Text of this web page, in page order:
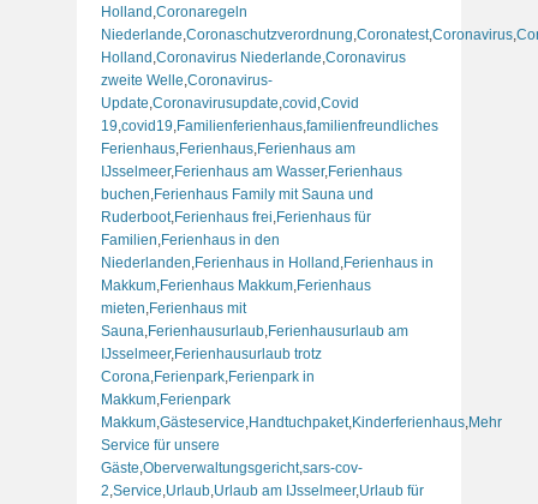
Holland ,Coronaregeln
Niederlande,Coronaschutzverordnung,Coronatest,Coronavirus,
Holland ,Coronavirus Niederlande,Coronavirus
zweite Welle,Coronavirus-
Update,Coronavirusupdate,covid ,Covid
19,covid19,Familienferienhaus,familienfreundliches
Ferienhaus,Ferienhaus,Ferienhaus am
IJsselmeer,Ferienhaus am Wasser,Ferienhaus
buchen,Ferienhaus Family mit Sauna und
Ruderboot,Ferienhaus frei,Ferienhaus für
Familien,Ferienhaus in den
Niederlanden,Ferienhaus in Holland ,Ferienhaus in
Makkum,Ferienhaus Makkum,Ferienhaus
mieten,Ferienhaus mit
Sauna,Ferienhausurlaub,Ferienhausurlaub am
IJsselmeer,Ferienhausurlaub trotz
Corona,Ferienpark,Ferienpark in
Makkum,Ferienpark
Makkum,Gästeservice,Handtuchpaket,Kinderferienhaus,Mehr
Service für unsere
Gäste,Oberverwaltungsgericht,sars-cov-
2,Service,Urlaub,Urlaub am IJsselmeer,Urlaub für